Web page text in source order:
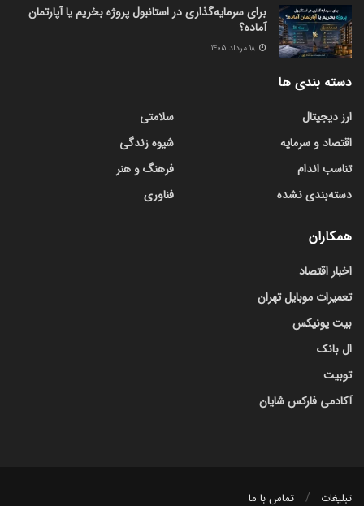
برای سرمایه‌گذاری در استانبول پروژه بخریم یا آپارتمان
آماده؟
دسته بندی ها
ارز دیجیتال
اقتصاد و سرمایه
تناسب اندام
دسته‌بندی نشده
سلامتی
شیوه زندگی
فرهنگ و هنر
فناوری
همکاران
اخبار اقتصاد
تعمیرات موبایل تهران
بیت یونیکس
ال بانک
توبیت
آکادمی فارکس شایان
تبلیغات تماس با ما